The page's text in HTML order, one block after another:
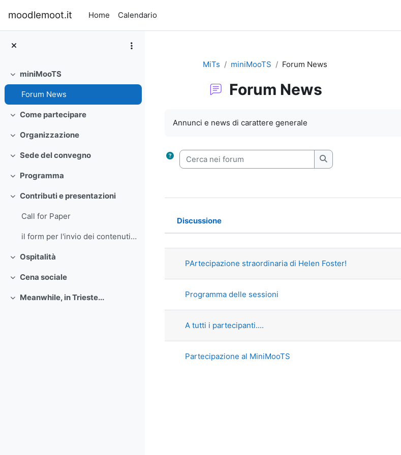
moodlemoot.it Home Calendario
Minimizza
miniMooTS
Forum News
Minimizza
Come partecipare
Minimizza
Organizzazione
Minimizza
Sede del convegno
Minimizza
Programma
Minimizza
Contributi e presentazioni
Call for Paper
il form per l'invio dei contenuti sarà disponibile...
Minimizza
Ospitalità
Minimizza
Cena sociale
Minimizza
Meanwhile, in Trieste...
MiTs
miniMooTS Forum News
Forum News
Annunci e news di carattere generale
Cerca nei forum
Cerca nei forum
Stato
Discussione
PArtecipazione straordinaria di Helen Foster!
Programma delle sessioni
A tutti i partecipanti....
Partecipazione al MiniMooTS